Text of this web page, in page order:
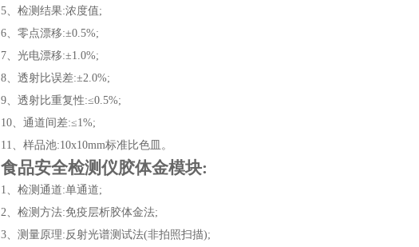
5、检测结果:浓度值;
6、零点漂移:±0.5%;
7、光电漂移:±1.0%;
8、透射比误差:±2.0%;
9、透射比重复性:≤0.5%;
10、通道间差:≤1%;
11、样品池:10x10mm标准比色皿。
食品安全检测仪胶体金模块:
1、检测通道:单通道;
2、检测方法:免疫层析胶体金法;
3、测量原理:反射光谱测试法(非拍照扫描);